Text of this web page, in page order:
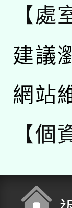
【處
建議
網站
【個